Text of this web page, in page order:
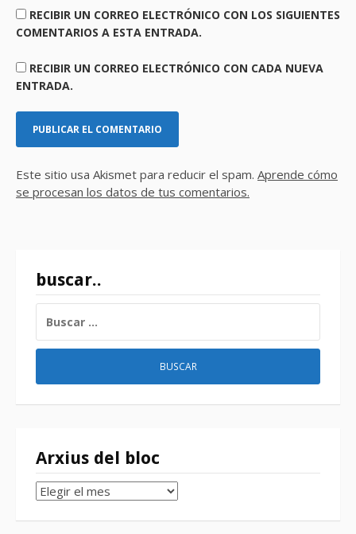
RECIBIR UN CORREO ELECTRÓNICO CON LOS SIGUIENTES
COMENTARIOS A ESTA ENTRADA.
RECIBIR UN CORREO ELECTRÓNICO CON CADA NUEVA
ENTRADA.
Este sitio usa Akismet para reducir el spam. Aprende cómo
se procesan los datos de tus comentarios.
buscar..
Arxius del bloc
Arxius
bloc